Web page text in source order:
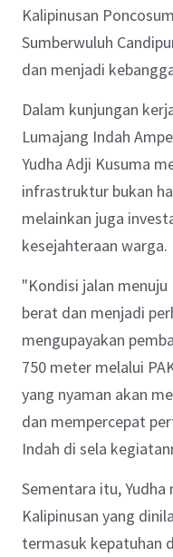
Kalipinusan
Sumberwuluh
dan menjadi
Dalam kunjungan
Lumajang Indah
Yudha Adji Kusuma
infrastruktur bukan
melainkan juga
kesejahteraan warga.
"Kondisi jalan
berat dan menjadi
mengupayakan
750 meter melalui
yang nyaman akan
dan mempercepat
Indah di sela
Sementara itu,
Kalipinusan yang
termasuk kepatuhan